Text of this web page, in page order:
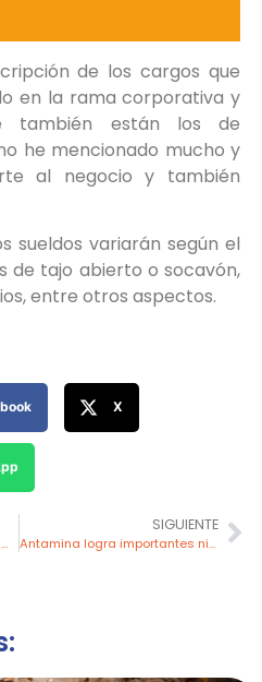
de los cargos que
en la rama corporativa y
también están los de
he mencionado mucho y
al negocio y también
sueldos variarán según el
de tajo abierto o socavón,
entre otros aspectos.
X
Electrocentro lidera segunda mesa multisectorial para retirar cables aéreos en desuso o deteriorados
SIGUIENTE
Antamina logra importantes niveles de producción en plata y zinc